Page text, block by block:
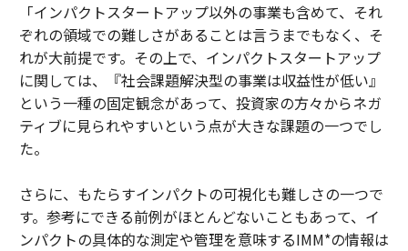
「インパクトスタートアップ以外の事業も含めて、それ
ぞれの領域での難しさがあることは言うまでもなく、そ
れが大前提です。その上で、インパクトスタートアップ
に関しては、『社会課題解決型の事業は収益性が低い』
という一種の固定観念があって、投資家の方々からネガ
ティブに見られやすいという点が大きな課題の一つでし
た。
さらに、もたらすインパクトの可視化も難しさの一つで
す。参考にできる前例がほとんどないこともあって、イ
ンパクトの具体的な測定や管理を意味するIMM*の情報は